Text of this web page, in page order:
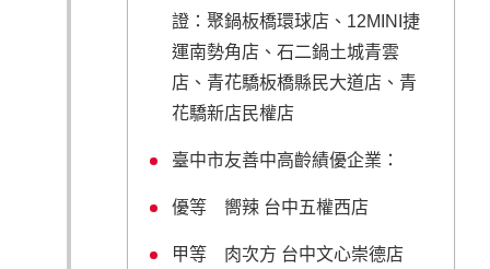
證：聚鍋板橋環球店、12MINI捷
運南勢角店、石二鍋土城青雲
店、青花驕板橋縣民大道店、青
花驕新店民權店
臺中市友善中高齡績優企業：
優等 嚮辣 台中五權西店
甲等 肉次方 台中文心崇德店